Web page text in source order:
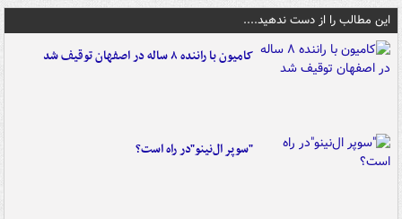
این مطالب را از دست ندهید....
کامیون با راننده ۸ ساله در اصفهان توقیف شد
"سوپر ال‌نینو"در راه است؟